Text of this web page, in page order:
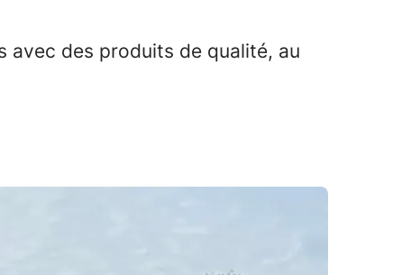
avec des produits de qualité, au